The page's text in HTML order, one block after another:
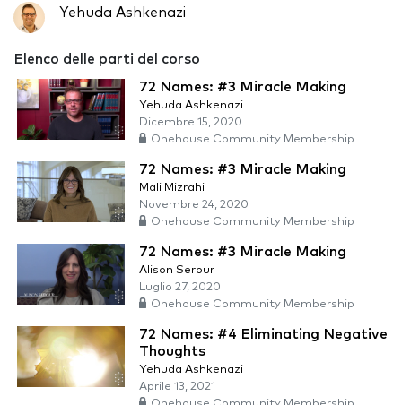
Yehuda Ashkenazi
Elenco delle parti del corso
72 Names: #3 Miracle Making
Yehuda Ashkenazi
Dicembre 15, 2020
Onehouse Community Membership
72 Names: #3 Miracle Making
Mali Mizrahi
Novembre 24, 2020
Onehouse Community Membership
72 Names: #3 Miracle Making
Alison Serour
Luglio 27, 2020
Onehouse Community Membership
72 Names: #4 Eliminating Negative
Thoughts
Yehuda Ashkenazi
Aprile 13, 2021